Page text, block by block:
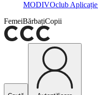
MODIVOclub Aplicație
FemeiBărbațiCopii